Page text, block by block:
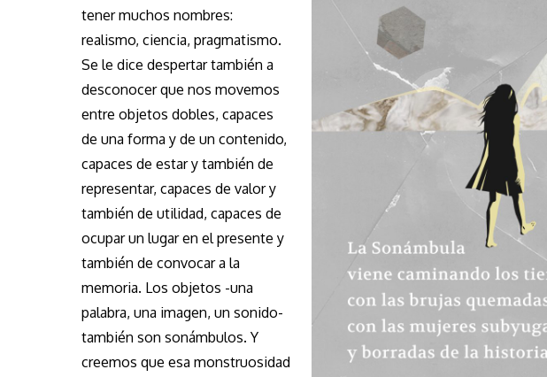
tener muchos nombres:
realismo, ciencia, pragmatismo.
Se le dice despertar también a
desconocer que nos movemos
entre objetos dobles, capaces
de una forma y de un contenido,
capaces de estar y también de
representar, capaces de valor y
también de utilidad, capaces de
ocupar un lugar en el presente y
también de convocar a la
memoria. Los objetos -una
palabra, una imagen, un sonido-
también son sonámbulos. Y
creemos que esa monstruosidad